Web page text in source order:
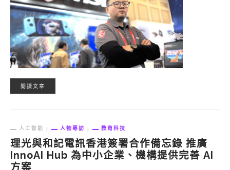
閱讀文章
人工智能 人物專訪 教育科技
理光與和記電訊香港簽署合作備忘錄 推廣
InnoAI Hub 為中小企業、機構提供完善 AI
方案